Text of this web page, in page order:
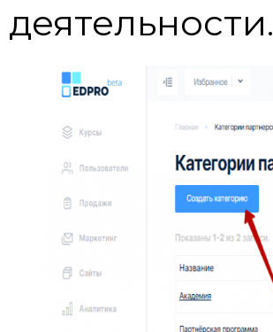
деятельности.